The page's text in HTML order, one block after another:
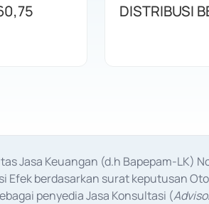
DISTRIBUSI
Jasa Keuangan (d.h Bapepam-LK)
Efek berdasarkan surat keputusan
penyedia Jasa Konsultasi (